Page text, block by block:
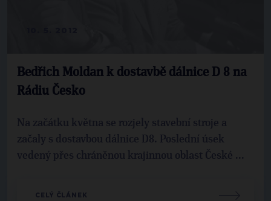
Bedřich Moldan k dostavbě dálnice D 8 na
Rádiu Česko
Na začátku května se rozjely stavební stroje a
začaly s dostavbou dálnice D8. Poslední úsek
vedený přes chráněnou krajinnou oblast České ...
CELÝ ČLÁNEK